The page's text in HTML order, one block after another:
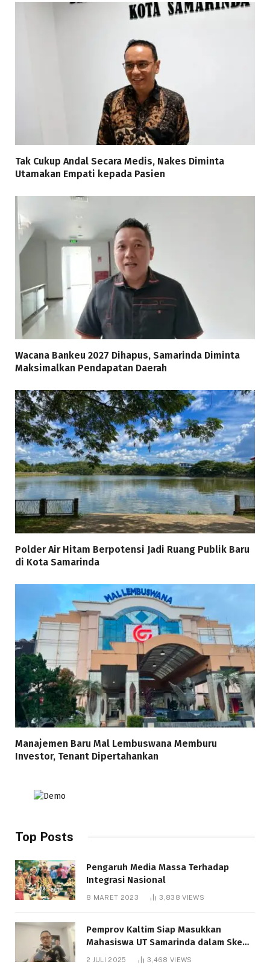
Tak Cukup Andal Secara Medis, Nakes Diminta
Utamakan Empati kepada Pasien
Wacana Bankeu 2027 Dihapus, Samarinda Diminta
Maksimalkan Pendapatan Daerah
Polder Air Hitam Berpotensi Jadi Ruang Publik Baru
di Kota Samarinda
Manajemen Baru Mal Lembuswana Memburu
Investor, Tenant Dipertahankan
Top Posts
Pengaruh Media Massa Terhadap
Integrasi Nasional
8 MARET 2023 3,838VIEWS
Pemprov Kaltim Siap Masukkan
Mahasiswa UT Samarinda dalam Skema
Bantuan Pendidikan Gratispol
2 JULI 2025 3,468 VIEWS